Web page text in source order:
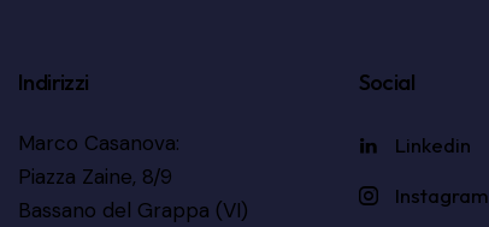
Indirizzi
Marco Casanova:
Piazza Zaine, 8/9
Bassano del Grappa (VI)
Social
Linkedin
Instagram